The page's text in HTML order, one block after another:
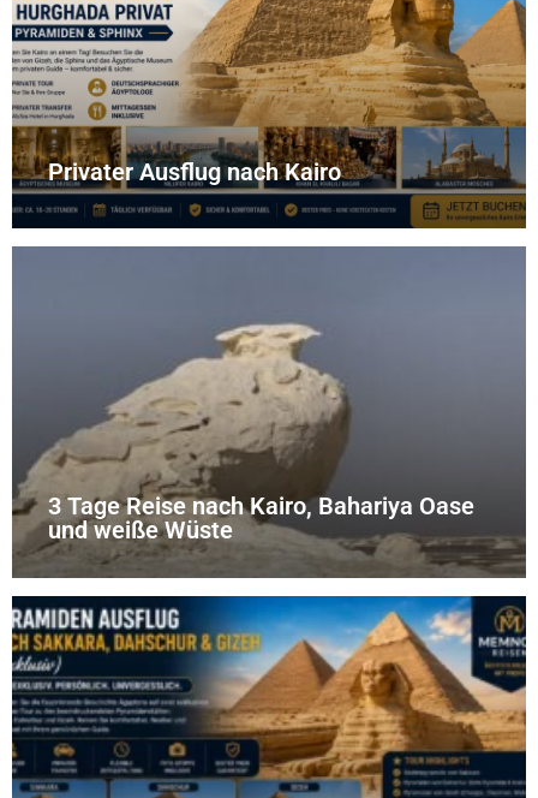
Privater Ausflug nach Kairo
3 Tage Reise nach Kairo, Bahariya Oase
und weiße Wüste